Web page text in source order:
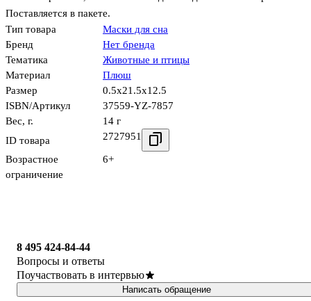
Поставляется в пакете.
Тип товара
Маски для сна
Бренд
Нет бренда
Тематика
Животные и птицы
Материал
Плюш
Размер
0.5x21.5x12.5
ISBN/Артикул
37559-YZ-7857
Вес, г.
14 г
ID товара
2727951
Возрастное
ограничение
6+
8 495 424-84-44
Вопросы и ответы
Поучаствовать в интервью
Написать обращение